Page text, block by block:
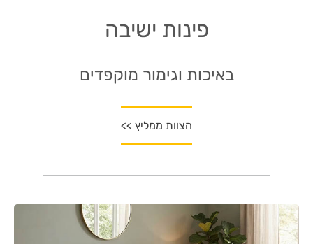
פינות ישיבה
באיכות וגימור מוקפדים
הצוות ממליץ >>